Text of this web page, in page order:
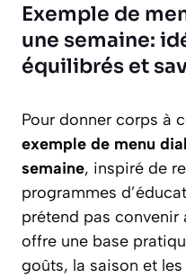
Exemple de
une semaine:
équilibrés et
Pour donner corps à
exemple de menu
semaine, inspiré de
programmes
prétend pas convenir
offre une base
goûts, la saison et